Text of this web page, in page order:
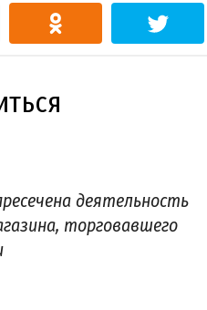
деятельность
торговавшего